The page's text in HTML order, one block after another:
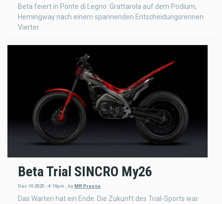
Beta feiert in Ponte di Legno: Grattarola auf dem Podium,
Hemingway nach einem spannenden Entscheidungsrennen
Vierter.
Beta Trial SINCRO My26
Dec 10 2025 - 4:10pm byMR Presse
Das Warten hat ein Ende. Die Zukunft des Trial-Sports war